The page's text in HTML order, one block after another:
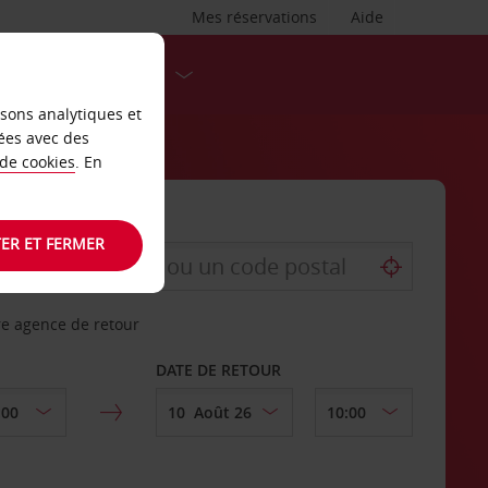
Aide
Mes réservations
agence de retour
DATE DE RETOUR
analytiques et
avec des
cookies. En
ET FERMER